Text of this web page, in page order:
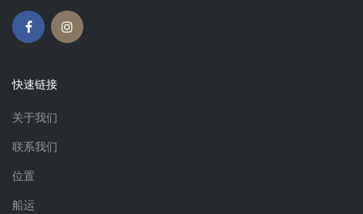
快速链接
关于我们
联系我们
位置
船运